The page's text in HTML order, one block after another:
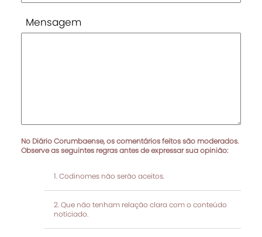
Mensagem
No Diário Corumbaense, os comentários feitos são moderados.
Observe as seguintes regras antes de expressar sua opinião:
Codinomes não serão aceitos.
Que não tenham relação clara com o conteúdo
noticiado.